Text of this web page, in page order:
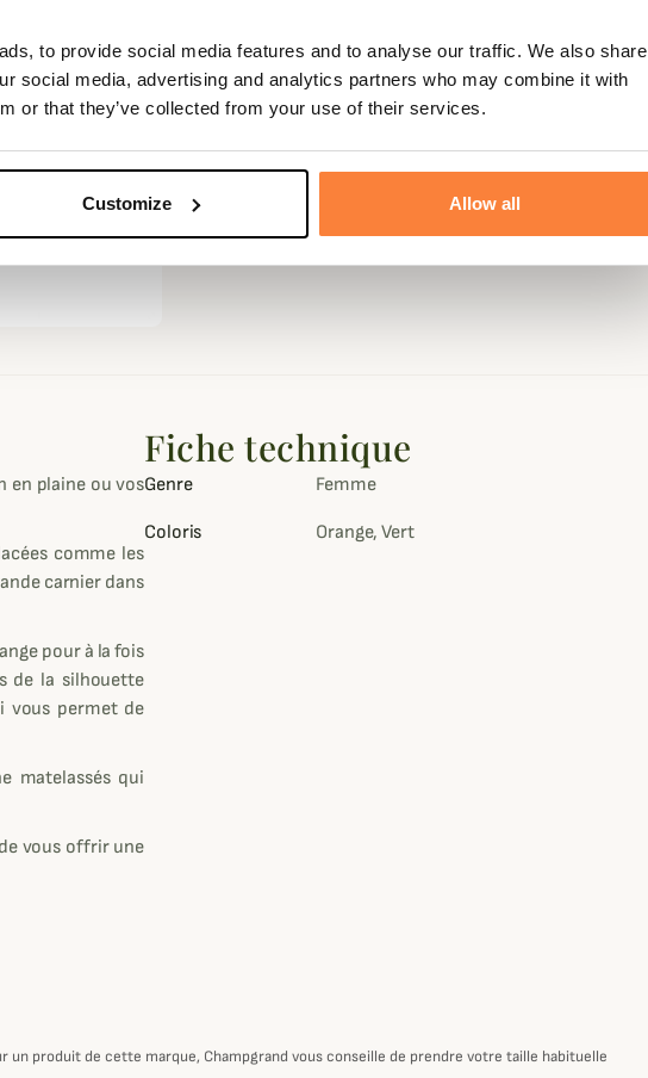
to provide social media features and to analyse our traffic. We also share
social media, advertising and analytics partners who may combine it with
or that they’ve collected from your use of their services.
Customize Allow all
en plaine ou vos
comme les
carnier dans
pour à la fois
de la silhouette
vous permet de
matelassés qui
vous offrir une
Fiche technique
Genre Femme
Coloris Orange, Vert
un produit de cette marque, Champgrand vous conseille de prendre votre taille habituelle